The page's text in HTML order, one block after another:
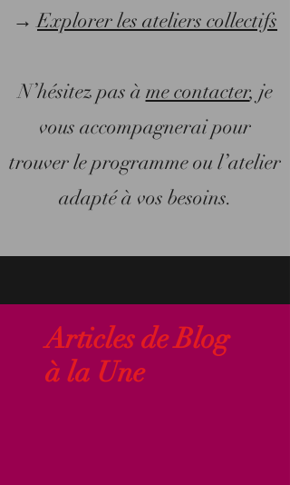
→Explorer les ateliers collectifs
N’hésitez pas à me contacter, je
vous accompagnerai pour
trouver le programme ou l’atelier
adapté à vos besoins.
Articles de Blog
à la Une